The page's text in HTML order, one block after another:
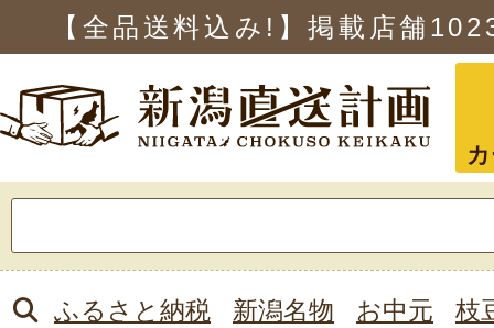
【全品送料込み!】掲載店舗
索:
ふるさと納税 新潟名物 お中元 枝